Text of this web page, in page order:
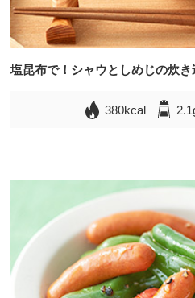
塩昆布で！シャウとしめじの炊き
380kcal